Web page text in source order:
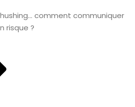
comment communiquer
risque ?